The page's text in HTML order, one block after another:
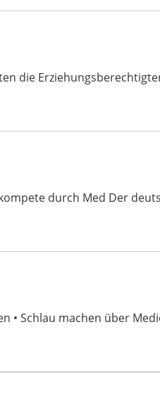
die
durch Med Der
• Schlau machen über